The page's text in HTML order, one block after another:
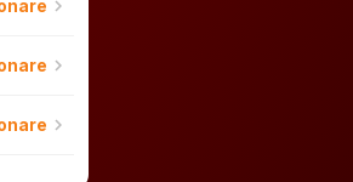
chevron_right
chevron_right
chevron_right